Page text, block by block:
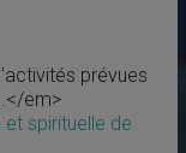
prévues
em>
spirituelle de